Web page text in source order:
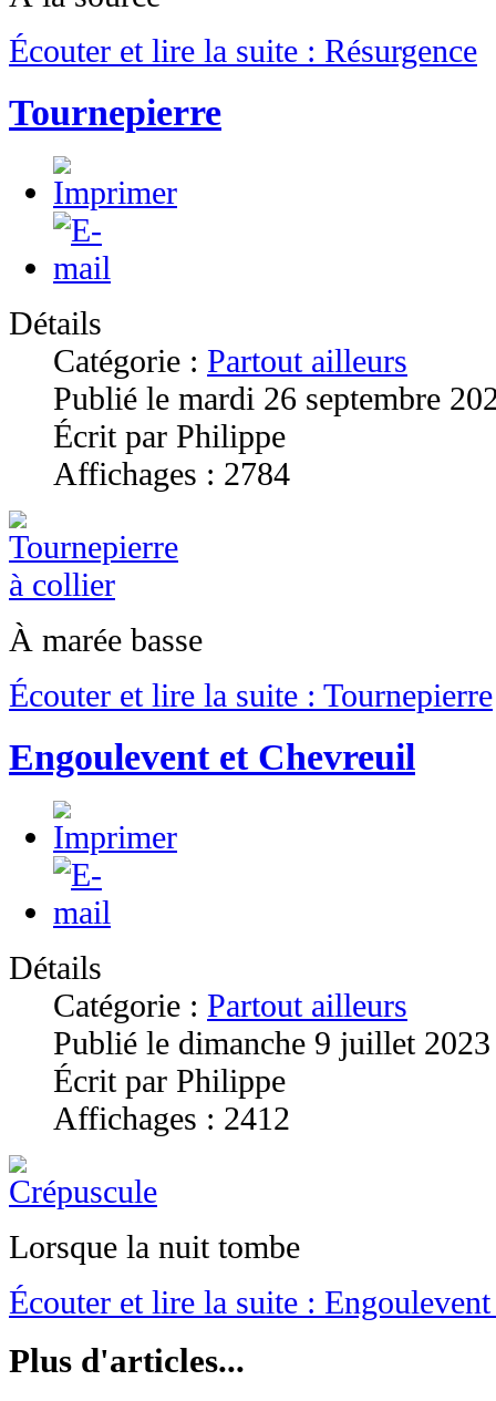
Écouter et lire la suite : Résurgence
Tournepierre
Détails
Catégorie : Partout ailleurs
Publié le mardi 26 septembre
Écrit par Philippe
Affichages : 2784
À marée basse
Écouter et lire la suite : Tournepierre
Engoulevent et Chevreuil
Détails
Catégorie : Partout ailleurs
Publié le dimanche 9 juillet
Écrit par Philippe
Affichages : 2412
Lorsque la nuit tombe
Écouter et lire la suite :
Plus d'articles...